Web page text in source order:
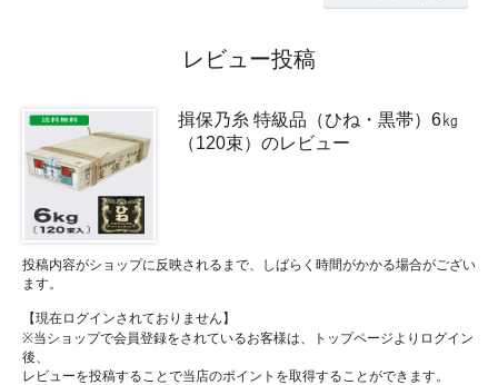
レビュー投稿
揖保乃糸 特級品（ひね・黒帯）6㎏
（120束）のレビュー
投稿内容がショップに反映されるまで、しばらく時間がかかる場合がござい
ます。
【現在ログインされておりません】
※当ショップで会員登録をされているお客様は、トップページよりログイン
後、
レビューを投稿することで当店のポイントを取得することができます。